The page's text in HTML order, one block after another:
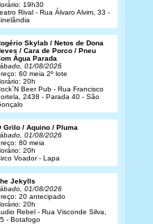
19h30
Rival - Rua Álvaro Alvim, 33 -
Skylab / Netos de Dona
/ Cara de Porco / Pneu
Água Parada
01/08/2026
60 meia 2º lote
20h
Beer Pub - Rua Francisco
2438 - Parada 40 - São
Grilo / Aquino / Pluma
01/08/2026
80 meia
20h
Voador - Lapa
Jekylls
01/08/2026
20 antecipado
20h
Rebel - Rua Visconde Silva,
- Botafogo